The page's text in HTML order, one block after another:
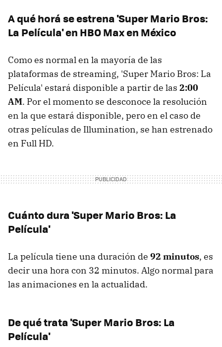
A qué horá se estrena 'Super Mario Bros:
La Película' en HBO Max en México
Como es normal en la mayoría de las
plataformas de streaming, 'Super Mario Bros: La
Película' estará disponible a partir de las 2:00
AM. Por el momento se desconoce la resolución
en la que estará disponible, pero en el caso de
otras películas de Illumination, se han estrenado
en Full HD.
Cuánto dura 'Super Mario Bros: La
Película'
La película tiene una duración de 92 minutos, es
decir una hora con 32 minutos. Algo normal para
las animaciones en la actualidad.
De qué trata 'Super Mario Bros: La
Película'